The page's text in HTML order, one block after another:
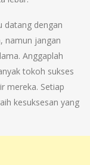
datang dengan
namun jangan
Anggaplah
tokoh sukses
mereka. Setiap
kesuksesan yang